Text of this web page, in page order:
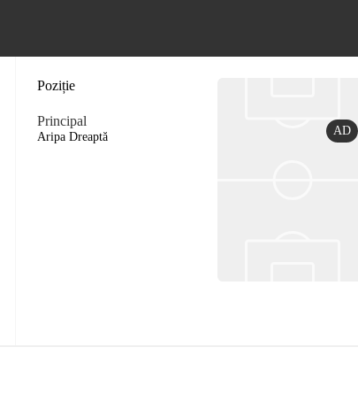
Poziție
Principal
Aripa Dreaptă AD